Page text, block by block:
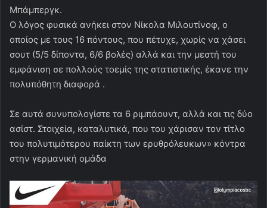
Μπάμπεργκ.
Ο λόγος φυσικά ανήκει στον Νίκολα Μιλουτίνοφ, ο
οποίος με τους 16 πόντους, που πέτυχε, χωρίς να χάσει
σουτ (5/5 δίποντα, 6/6 βολές) αλλά και την μεστή του
εμφάνιση σε πολλούς τοεμίς της στατιστικής, έκανε την
πολυπόθητη διαφορά .
Σε αυτά συνυπολογίστε τα 6 ριμπάουντ, αλλά και τις δύο
ασίστ. Στοιχεία, καταλυτικά, που του χάρισαν τον τίτλο
του πολυτιμότερου παίκτη των ερυθρόλευκων» κόντρα
στην γερμανική ομάδα